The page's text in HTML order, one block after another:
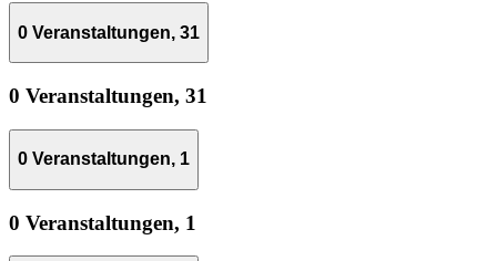
0 Veranstaltungen, 31
0 Veranstaltungen, 31
0 Veranstaltungen, 1
0 Veranstaltungen, 1